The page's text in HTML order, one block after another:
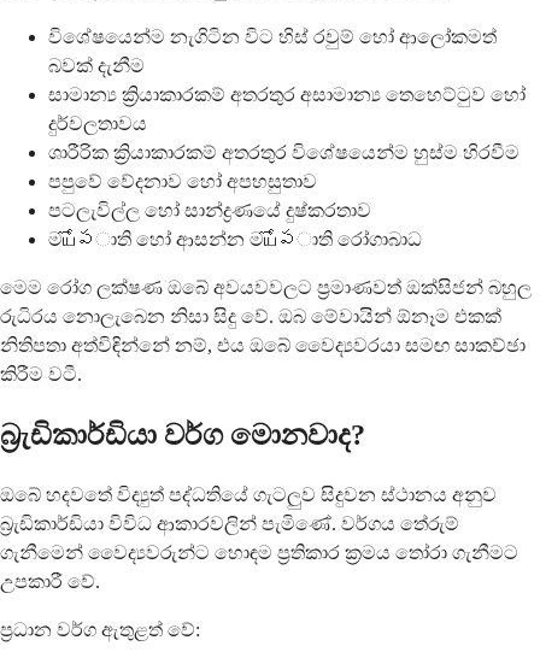
විශේෂයෙන්ම නැගිටින විට හිස් රවුම් හෝ ආලෝකමත්
බවක් දැනීම
සාමාන්‍ය ක්‍රියාකාරකම් අතරතුර අසාමාන්‍ය තෙහෙට්ටුව හෝ
දුර්වලතාවය
ශාරීරික ක්‍රියාකාරකම් අතරතුර විශේෂයෙන්ම හුස්ම හිරවීම
පපුවේ වේදනාව හෝ අපහසුතාව
පටලැවිල්ල හෝ සාන්ද්‍රණයේ දුෂ්කරතාව
මயోపාති හෝ ආසන්න මயోపාති රෝගාබාධ
මෙම රෝග ලක්ෂණ ඔබේ අවයවවලට ප්‍රමාණවත් ඔක්සිජන් බහුල
රුධිරය නොලැබෙන නිසා සිදු වේ. ඔබ මේවායින් ඕනෑම එකක්
නිතිපතා අත්විඳින්නේ නම්, එය ඔබේ වෛද්‍යවරයා සමඟ සාකච්ඡා
කිරීම වටී.
බ්‍රැඩිකාර්ඩියා වර්ග මොනවාද?
ඔබේ හදවතේ විද්‍යුත් පද්ධතියේ ගැටලුව සිදුවන ස්ථානය අනුව
බ්‍රැඩිකාර්ඩියා විවිධ ආකාරවලින් පැමිණේ. වර්ගය තේරුම්
ගැනීමෙන් වෛද්‍යවරුන්ට හොඳම ප්‍රතිකාර ක්‍රමය තෝරා ගැනීමට
උපකාරී වේ.
ප්‍රධාන වර්ග ඇතුළත් වේ: